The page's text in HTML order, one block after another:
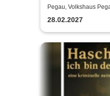
präsentiert von
Pegau, Volkshaus
28.02.2027